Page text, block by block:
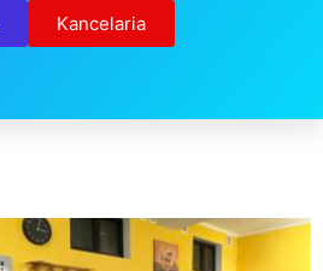
Kancelaria